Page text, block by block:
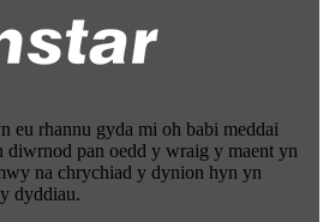
eu rhannu gyda mi oh babi meddai
diwrnod pan oedd y wraig y maent yn
na chrychiad y dynion hyn yn
dyddiau.